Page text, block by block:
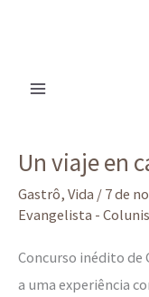
Un viaje en
Gastrô, Vida / 7 de
Evangelista -
Concurso inédito
a uma experiência
viaje
en
cada